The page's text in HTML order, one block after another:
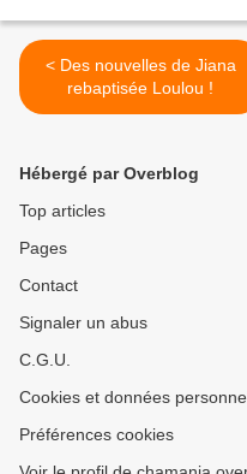
< Des nouvelles de Jiana
rebaptisée Loulou !
Hébergé par Overblog
Top articles
Pages
Contact
Signaler un abus
C.G.U.
Cookies et données
Préférences cookies